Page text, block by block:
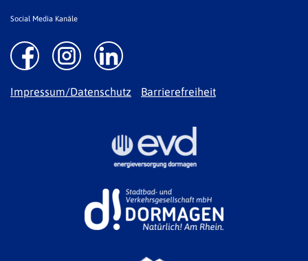
Social Media Kanäle
Impressum/Datenschutz Barrierefreiheit